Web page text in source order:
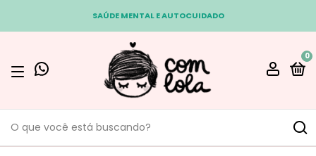
SAÚDE MENTAL E AUTOCUIDADO
0